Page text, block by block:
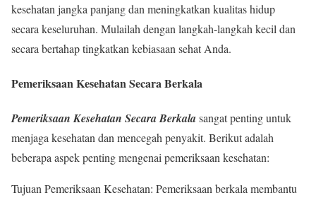
kesehatan jangka panjang dan meningkatkan kualitas hidup
secara keseluruhan. Mulailah dengan langkah-langkah kecil dan
secara bertahap tingkatkan kebiasaan sehat Anda.
Pemeriksaan Kesehatan Secara Berkala
Pemeriksaan Kesehatan Secara Berkalasangat penting untuk
menjaga kesehatan dan mencegah penyakit. Berikut adalah
beberapa aspek penting mengenai pemeriksaan kesehatan:
Tujuan Pemeriksaan Kesehatan: Pemeriksaan berkala membantu